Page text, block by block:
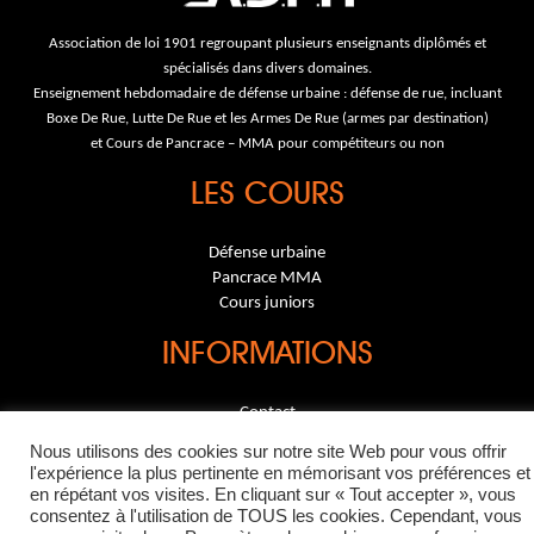
Association de loi 1901 regroupant plusieurs enseignants diplômés et
spécialisés dans divers domaines.
Enseignement hebdomadaire de défense urbaine : défense de rue, incluant
Boxe De Rue, Lutte De Rue et les Armes De Rue (armes par destination)
et Cours de Pancrace – MMA pour compétiteurs ou non
LES COURS
Défense urbaine
Pancrace MMA
Cours juniors
INFORMATIONS
Contact
07 86 10 29 27
Nous utilisons des cookies sur notre site Web pour vous offrir
l'expérience la plus pertinente en mémorisant vos préférences et
en répétant vos visites. En cliquant sur « Tout accepter », vous
consentez à l'utilisation de TOUS les cookies. Cependant, vous